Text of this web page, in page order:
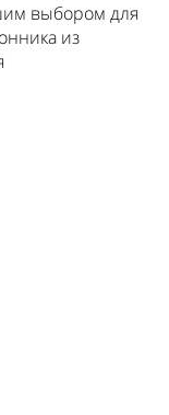
выбором для
из